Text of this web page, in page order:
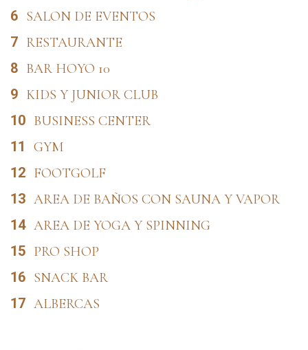
6 SALON DE EVENTOS
7 RESTAURANTE
8 BAR HOYO 10
9 KIDS Y JUNIOR CLUB
10 BUSINESS CENTER
11
GYM
12 FOOTGOLF
13 AREA DE BAÑOS CON SAUNA Y VAPOR
14 AREA DE YOGA Y SPINNING
15 PRO SHOP
16 SNACK BAR
17 ALBERCAS